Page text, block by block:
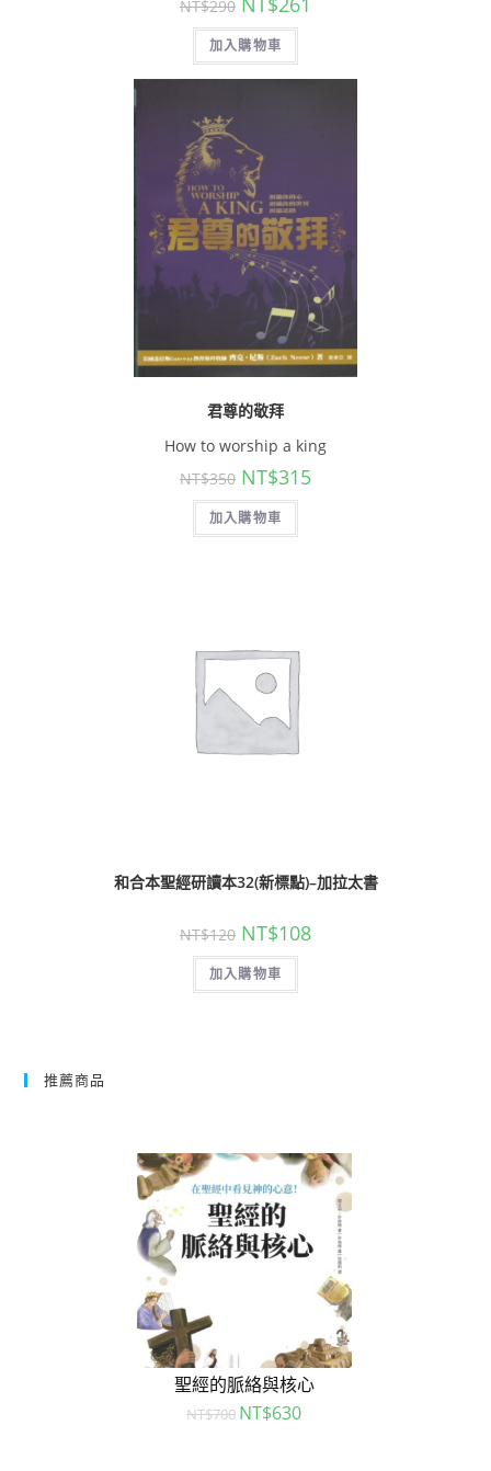
NT$290
加入購物車
君尊的敬拜
How to worship a king
NT$350 NT$315
加入購物車
和合本聖經研讀本32(新標點)–加拉太書
NT$120 NT$108
加入購物車
推薦商品
聖經的脈絡與核心
NT$700 NT$630